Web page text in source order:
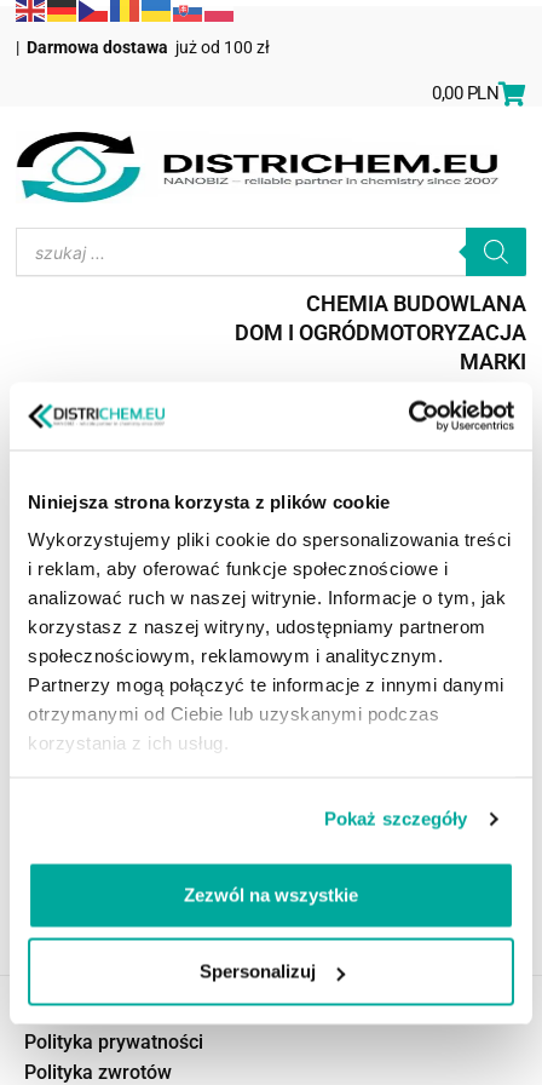
Niniejsza strona korzysta z plików cookie
Wykorzystujemy pliki cookie do spersonalizowania treści
i reklam, aby oferować funkcje społecznościowe i
analizować ruch w naszej witrynie. Informacje o tym, jak
korzystasz z naszej witryny, udostępniamy partnerom
społecznościowym, reklamowym i analitycznym.
Partnerzy mogą połączyć te informacje z innymi danymi
otrzymanymi od Ciebie lub uzyskanymi podczas
korzystania z ich usług.
Pokaż szczegóły
Zezwól na wszystkie
Spersonalizuj
|Darmowa dostawa już od 100 zł
0,00 PLN
CHEMIA BUDOWLANA
DOM I OGRÓDMOTORYZACJA
MARKI
Meble | Tapicerstwo
NanoTex płyn do impregnacji
34,90PLN 760,00 PLN
Regulamin sklepu
Polityka prywatności
Polityka zwrotów